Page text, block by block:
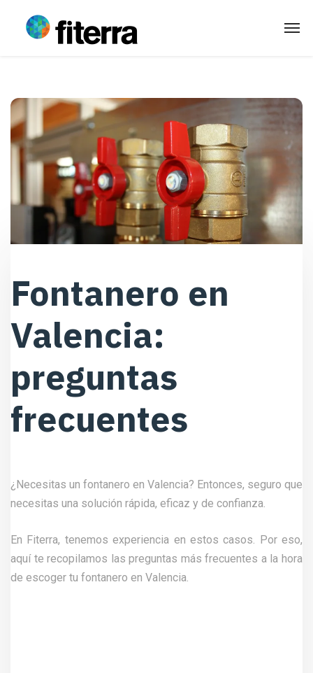
Fontanero en
Valencia:
preguntas
frecuentes
¿Necesitas un fontanero en Valencia? Entonces, seguro que
necesitas una solución rápida, eficaz y de confianza.
En Fiterra, tenemos experiencia en estos casos. Por eso,
aquí te recopilamos las preguntas más frecuentes a la hora
de escoger tu fontanero en Valencia.